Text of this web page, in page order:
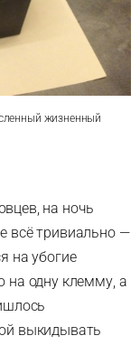
жизненный
на ночь
всё тривиально —
на убогие
на одну клемму, а
выкидывать